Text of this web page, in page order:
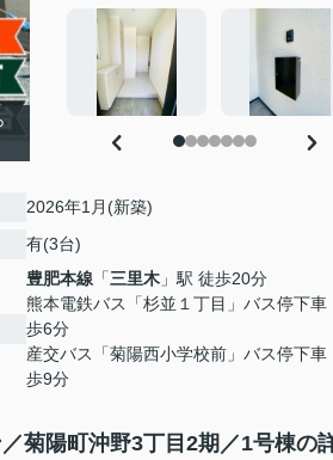
2026年1月(新築)
有(3台)
豊肥本線 「三里木 」駅 徒歩20分
熊本電鉄バス「杉並１丁目」バス停下
歩6分
産交バス「菊陽西小学校前」バス停下
歩9分
菊陽町沖野3丁目2期／1号棟の